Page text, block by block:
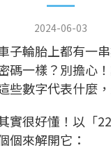
2024-06-03
子輪胎上都有一
碼一樣？別擔心
些數字代表什麼
實很好懂！以「
個來解開它：